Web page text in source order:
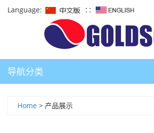
Language: ∷
导航分类
Home > 产品展示